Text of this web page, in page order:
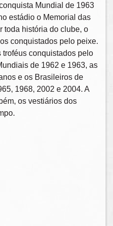
Mundial de 1963
estádio o Memorial das
toda história do clube, o
conquistados pelo peixe.
troféus conquistados pelo
de 1962 e 1963, as
e os Brasileiros de
1968, 2002 e 2004. A
os vestiários dos